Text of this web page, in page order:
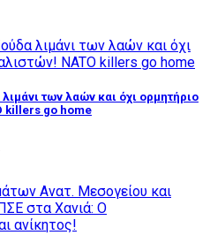
των λαών και όχι ορμητήριο
killers go home